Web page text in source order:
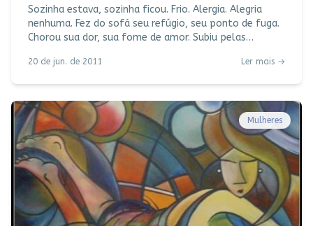
Sozinha estava, sozinha ficou. Frio. Alergia. Alegria
nenhuma. Fez do sofá seu refúgio, seu ponto de fuga.
Chorou sua dor, sua fome de amor. Subiu pelas
Perdida nos seus medos, perigos, devaneios. Perdida no
Fechou os olhos para não enxergar seus espaços
vazios. Derramou hormônios na escuridão.
20 de jun. de 2011 Ler mais →
Mulheres